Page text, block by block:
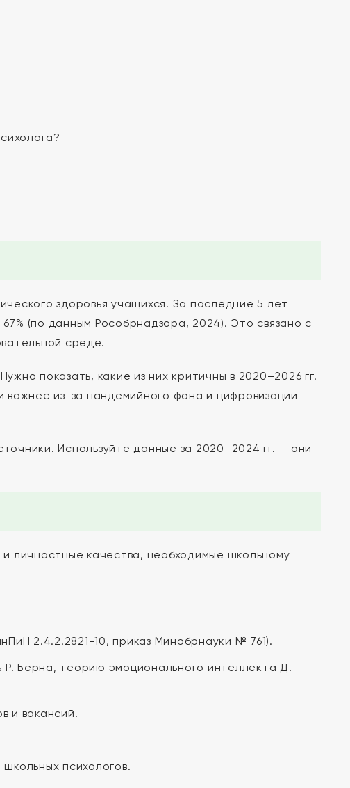
здоровья учащихся. За последние 5 лет
(по данным Рособрнадзора, 2024). Это связано с
среде.
показать, какие из них критичны в 2020–2026 гг.
из-за пандемийного фона и цифровизации
Используйте данные за 2020–2024 гг. — они
личностные качества, необходимые школьному
2.4.2.2821-10, приказ Минобрнауки № 761).
Берна, теорию эмоционального интеллекта Д.
и вакансий.
психологов.